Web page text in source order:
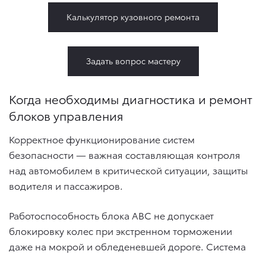
Калькулятор кузовного ремонта
Задать вопрос мастеру
Когда необходимы диагностика и ремонт
блоков управления
Корректное функционирование систем
безопасности — важная составляющая контроля
над автомобилем в критической ситуации, защиты
водителя и пассажиров.
Работоспособность блока АВС не допускает
блокировку колес при экстренном торможении
даже на мокрой и обледеневшей дороге. Система